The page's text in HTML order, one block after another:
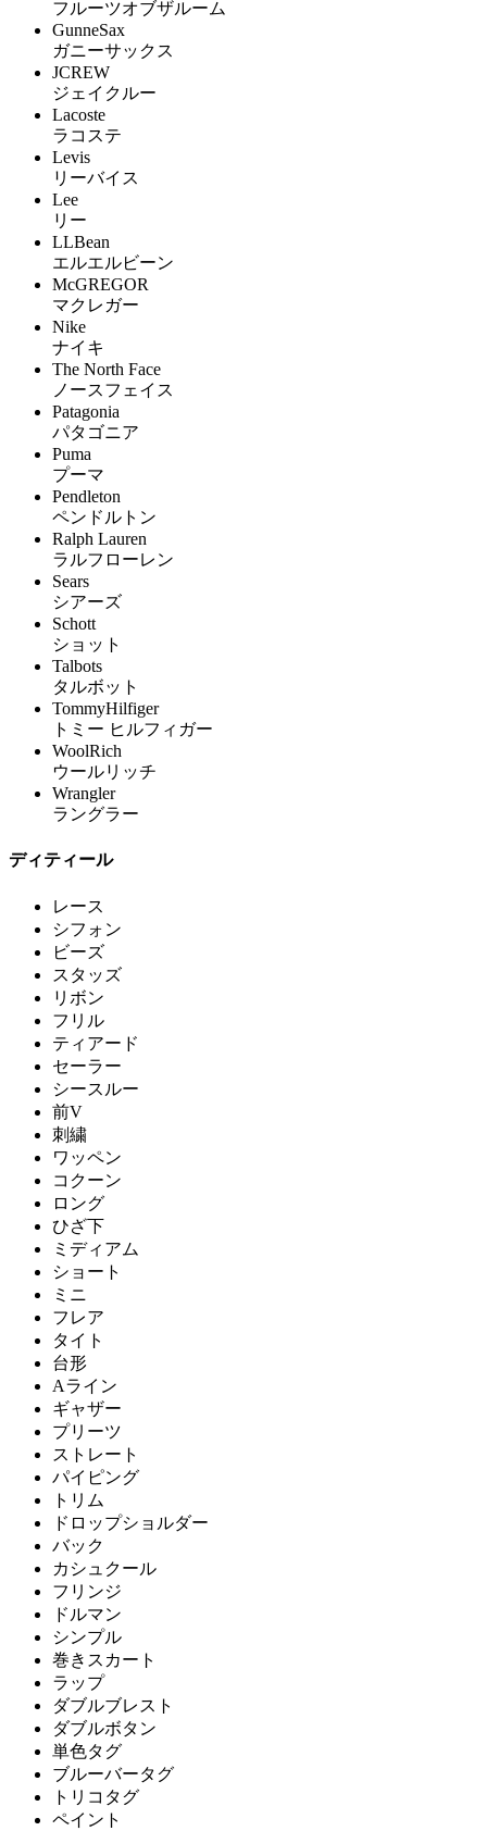
フルーツオブザルーム
GunneSax
ガニーサックス
JCREW
ジェイクルー
Lacoste
ラコステ
Levis
リーバイス
Lee
リー
LLBean
エルエルビーン
McGREGOR
マクレガー
Nike
ナイキ
The North Face
ノースフェイス
Patagonia
パタゴニア
Puma
プーマ
Pendleton
ペンドルトン
Ralph Lauren
ラルフローレン
Sears
シアーズ
Schott
ショット
Talbots
タルボット
TommyHilfiger
トミー ヒルフィガー
WoolRich
ウールリッチ
Wrangler
ラングラー
ディティール
レース
シフォン
ビーズ
スタッズ
リボン
フリル
ティアード
セーラー
シースルー
前V
刺繍
ワッペン
コクーン
ロング
ひざ下
ミディアム
ショート
ミニ
フレア
タイト
台形
Aライン
ギャザー
プリーツ
ストレート
パイピング
トリム
ドロップショルダー
バック
カシュクール
フリンジ
ドルマン
シンプル
巻きスカート
ラップ
ダブルブレスト
ダブルボタン
単色タグ
ブルーバータグ
トリコタグ
ペイント